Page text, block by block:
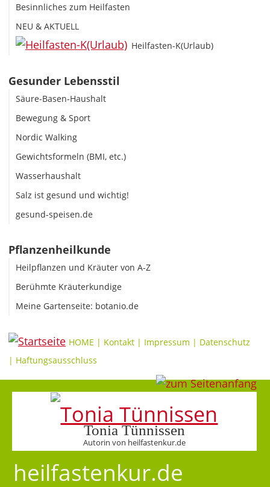
Besinnliches zum Heilfasten
NEU & AKTUELL
Heilfasten-K(Urlaub)
Gesunder Lebensstil
Säure-Basen-Haushalt
Bewegung & Sport
Nordic Walking
Gewichtsformeln (BMI, etc.)
Wasserhaushalt
Salz ist gesund und wichtig!
gesund-speisen.de
Pflanzenheilkunde
Heilpflanzen und Kräuter von A-Z
Berühmte Kräuterkundige
Meine Gartenseite: botanio.de
HOME | Kontakt | Impressum | Datenschutz
| Haftungsausschluss
Tonia Tünnissen
Autorin von heilfastenkur.de
heilfastenkur.de